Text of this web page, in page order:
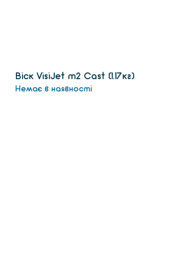
Віск VisiJet m2 Сast (1.17кг)
Немає в наявності